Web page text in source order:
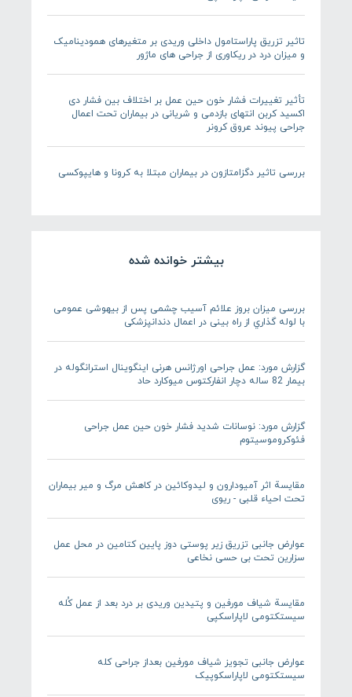
تاثیر تزریق پاراستامول داخلی وریدی بر متغیرهای همودینامیک
و میزان درد در ریکاوری از جراحی های ماژور
تأثیر تغییرات فشار خون حین عمل بر اختلاف بین فشار دی
اکسید کربن انتهای بازدمی و شریانی در بیماران تحت اعمال
جراحی پیوند عروق کرونر
بررسی تاثیر دگزامتازون در بیماران مبتلا به کرونا و هایپوکسی
بیشتر خوانده شده
بررسی میزان بروز علائم آسیب چشمی پس از بیهوشی عمومی
با لوله گذاري از راه بینی در اعمال دندانپزشکی
گزارش مورد: عمل جراحی اورژانس هرنی اینگوینال استرانگوله در
بیمار 82 ساله دچار انفارکتوس میوکارد حاد
گزارش مورد: نوسانات شدید فشار خون حین عمل جراحی
فئوکروموسیتوم
مقایسة اثر آمیودارون و لیدوکائین در کاهش مرگ و میر بیماران
تحت احیاء قلبی - ریوی
عوارض جانبی تزریق زیر پوستی دوز پایین کتامین در محل عمل
سزارین تحت بی حسی نخاعی
مقایسة شیاف مورفین و پتیدین وریدی بر درد بعد از عمل کُله
سیستکتومی لاپاراسکپی
عوارض جانبی تجویز شیاف مورفین بعداز جراحی کله
سیستکتومی لاپاراسکوپیک